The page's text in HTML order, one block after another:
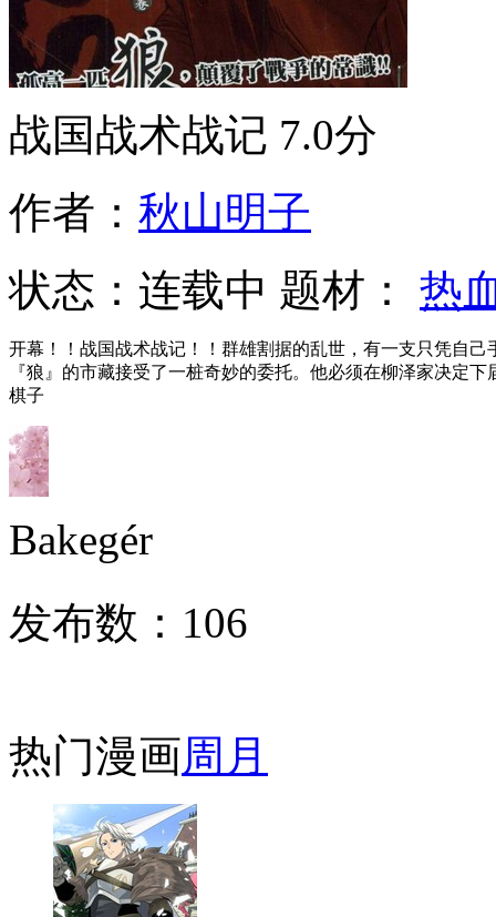
战国战术战记 7.0分
作者： 秋山明子
状态： 连载中 题材： 热
开幕！！战国战术战记！！群雄割据的乱世，有一支只凭自
『狼』的市藏接受了一桩奇妙的委托。他必须在柳泽家决定
棋子
Bakegér
发布数： 106
热门漫画周 月